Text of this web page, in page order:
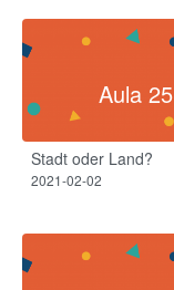
Aula 25
Stadt oder Land?
2021-02-02